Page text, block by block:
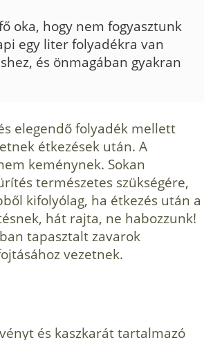
oka, hogy nem fogyasztunk
egy liter folyadékra van
és önmagában gyakran
elegendő folya­dék mellett
étkezések után. A
keménynek. Sokan
természetes szükségére,
kifolyólag, ha étkezés után a
hát raj­ta, ne habozzunk!
tapasztalt zavarok
vezetnek.
és kaszkarát tartalmazó